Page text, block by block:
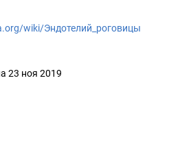
wiki/Эндотелий_роговицы
23 ноя 2019